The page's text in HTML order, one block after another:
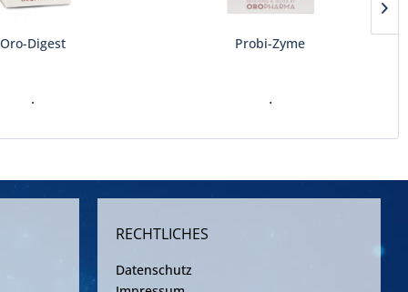
Oro-Digest
.
Probi-Zyme
.
RECHTLICHES
Datenschutz